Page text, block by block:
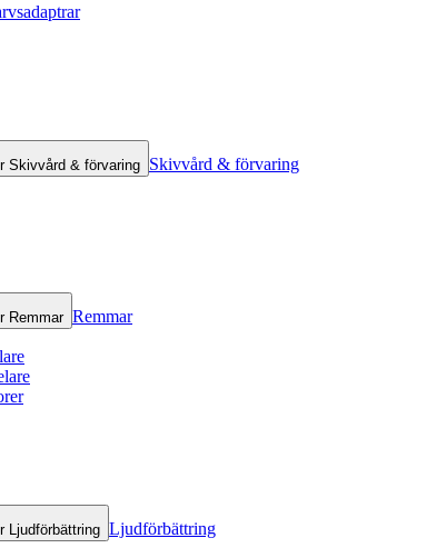
Skivvård & förvaring Skivvård & förvaring
Remmar Remmar
Ljudförbättring Ljudförbättring